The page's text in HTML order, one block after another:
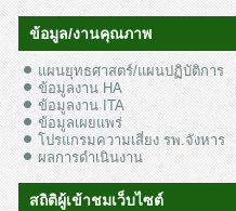
ข้อมูล/งานคุณภาพ
แผนยุทธศาสตร์/แผนปฏิบัติการ
ข้อมูลงาน HA
ข้อมูลงาน ITA
ข้อมูลเผยแพร่
โปรแกรมความเสี่ยง รพ.จังหาร
ผลการดำเนินงาน
สถิติผู้เข้าชมเว็บไซต์